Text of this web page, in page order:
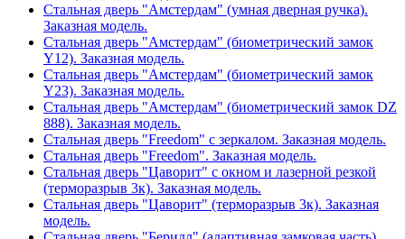
Стальная дверь "Амстердам" (умная дверная ручка).
Заказная модель.
Стальная дверь "Амстердам" (биометрический замок
Y12). Заказная модель.
Стальная дверь "Амстердам" (биометрический замок
Y23). Заказная модель.
Стальная дверь "Амстердам" (биометрический замок DZ
888). Заказная модель.
Стальная дверь "Freedom" с зеркалом. Заказная модель.
Стальная дверь "Freedom". Заказная модель.
Стальная дверь "Цаворит" с окном и лазерной резкой
(терморазрыв 3к). Заказная модель.
Стальная дверь "Цаворит" (терморазрыв 3к). Заказная
модель.